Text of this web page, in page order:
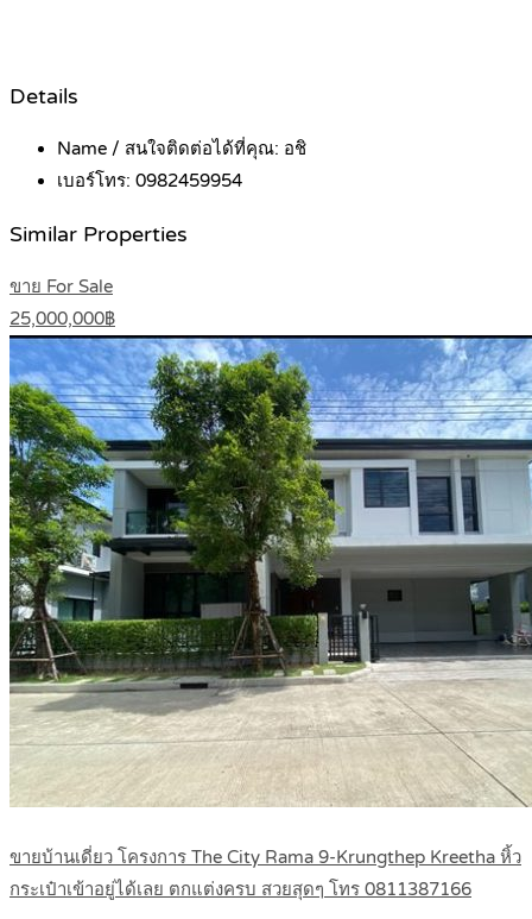
Details
Name / สนใจติดต่อได้ที่คุณ: อชิ
เบอร์โทร: 0982459954
Similar Properties
ขาย For Sale
25,000,000฿
ขายบ้านเดี่ยว โครงการ The City Rama 9-Krungthep Kreetha หิ้ว
กระเป๋าเข้าอยู่ได้เลย ตกแต่งครบ สวยสุดๆ โทร 0811387166